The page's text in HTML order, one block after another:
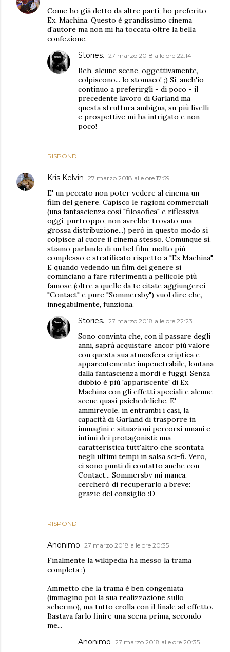
Come ho già detto da altre parti, ho preferito
Ex. Machina. Questo è grandissimo cinema
d'autore ma non mi ha toccata oltre la bella
confezione.
RISPONDI
Stories. 27 marzo 2018 alle ore 22:14
Beh, alcune scene, oggettivamente,
colpiscono... lo stomaco! ;) Sì, anch'io
continuo a preferirgli - di poco - il
precedente lavoro di Garland ma
questa struttura ambigua, su più livelli
e prospettive mi ha intrigato e non
poco!
Kris Kelvin 27 marzo 2018 alle ore 17:59
E' un peccato non poter vedere al cinema un
film del genere. Capisco le ragioni commerciali
(una fantascienza così "filosofica" e riflessiva
oggi, purtroppo, non avrebbe trovato una
grossa distribuzione...) però in questo modo si
colpisce al cuore il cinema stesso. Comunque sì,
stiamo parlando di un bel film, molto più
complesso e stratificato rispetto a "Ex Machina".
E quando vedendo un film del genere si
cominciano a fare riferimenti a pellicole più
famose (oltre a quelle da te citate aggiungerei
"Contact" e pure "Sommersby") vuol dire che,
innegabilmente, funziona.
RISPONDI
Stories. 27 marzo 2018 alle ore 22:23
Sono convinta che, con il passare degli
anni, saprà acquistare ancor più valore
con questa sua atmosfera criptica e
apparentemente impenetrabile, lontana
dalla fantascienza mordi e fuggi. Senza
dubbio è più 'appariscente' di Ex
Machina con gli effetti speciali e alcune
scene quasi psichedeliche. E'
ammirevole, in entrambi i casi, la
capacità di Garland di trasporre in
immagini e situazioni percorsi umani e
intimi dei protagonisti: una
caratteristica tutt'altro che scontata
negli ultimi tempi in salsa sci-fi. Vero,
ci sono punti di contatto anche con
Contact... Sommersby mi manca,
cercherò di recuperarlo a breve:
grazie del consiglio :D
Anonimo 27 marzo 2018 alle ore 20:35
Finalmente la wikipedia ha messo la trama
completa :)
Ammetto che la trama è ben congeniata
(immagino poi la sua realizzazione sullo
schermo), ma tutto crolla con il finale ad effetto.
Bastava farlo finire una scena prima, secondo
me...
Anonimo 27 marzo 2018 alle ore 20:35